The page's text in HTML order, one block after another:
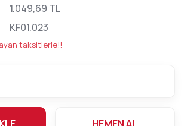
1.049,69 TL
KF01.023
taksitlerle!!